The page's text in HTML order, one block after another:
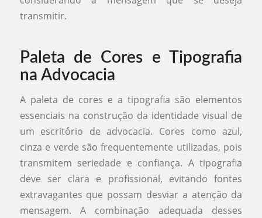
transmitir.
Paleta de Cores e Tipografia
na Advocacia
A paleta de cores e a tipografia são elementos
essenciais na construção da identidade visual de
um escritório de advocacia. Cores como azul,
cinza e verde são frequentemente utilizadas, pois
transmitem seriedade e confiança. A tipografia
deve ser clara e profissional, evitando fontes
extravagantes que possam desviar a atenção da
mensagem. A combinação adequada desses